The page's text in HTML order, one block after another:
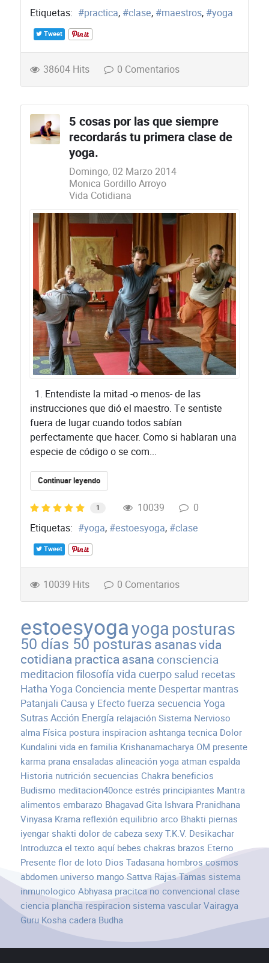
Etiquetas:
practica clase maestros yoga
Tweet
38604 Hits 0 Comentarios
5 cosas por las que siempre
recordarás tu primera clase de
yoga.
Domingo, 02 Marzo 2014
Monica Gordillo Arroyo
Vida Cotidiana
1. Entendiste la mitad -o menos- de las
instrucciones que dió el maestro. Te sentiste
fuera de lugar cuando todos sabían
perfectamente que hacer. Como si hablaran una
especie de código o se com...
Continuar leyendo
1 10039
0
Etiquetas:
yoga estoesyoga clase
Tweet
10039 Hits 0 Comentarios
estoesyogayogaposturas
50 días 50 posturasasanasvida
cotidianapracticaasana consciencia
meditacion filosofía vida cuerpo salud recetas
Hatha Yoga Conciencia mente Despertar mantras
Patanjali Causa y Efectofuerza secuencia Yoga
SutrasAcción Energía relajaciónSistema Nervioso
alma Física postura inspiracionashtangatecnica Dolor
Kundalini vida en familia Krishanamacharya OM presente
karma pranaensaladas alineaciónyoga atmanespalda
Historia nutriciónsecuencias Chakra beneficios
Budismo meditacion40onceestrés principiantes Mantra
alimentos embarazo Bhagavad Gita Ishvara Pranidhana
Vinyasa Krama reflexiónequilibrio arco Bhakti piernas
iyengarshakti dolor de cabezasexyT.K.V. Desikachar
Introduzca el texto aquí bebes chakras brazos Eterno
Presenteflor de loto Dios Tadasana hombros cosmos
abdomen universo mango Sattva Rajas Tamas sistema
inmunologico Abhyasa pracitcano convencional clase
ciencia plancharespiracion sistema vascularVairagya
Guru Koshacadera Budha